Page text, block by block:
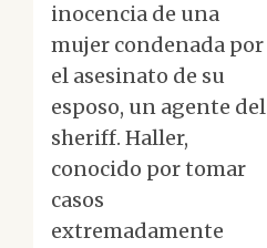
inocencia de una
mujer condenada por
el asesinato de su
esposo, un agente del
sheriff. Haller,
conocido por tomar
casos
extremadamente